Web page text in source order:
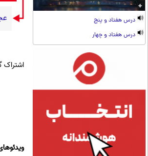
درس هفتاد و پنج
درس هفتاد و چهار
اشتراک